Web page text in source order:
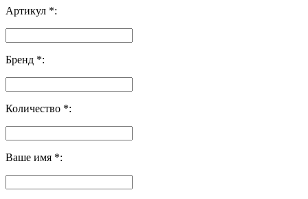
Артикул *:
Бренд *:
Количество *:
Ваше имя *: